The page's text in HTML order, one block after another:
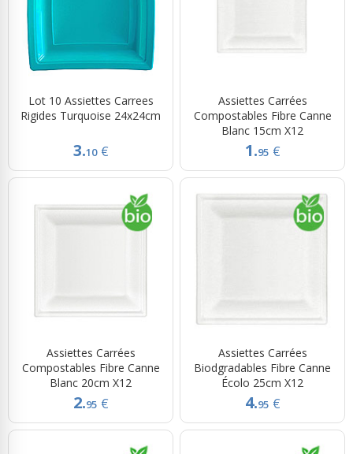
Lot 10 Assiettes Carrees
Rigides Turquoise 24x24cm
3.10 €
Assiettes Carrées
Compostables Fibre Canne
Blanc 15cm X12
1.95 €
Assiettes Carrées
Compostables Fibre Canne
Blanc 20cm X12
2.95 €
Assiettes Carrées
Biodgradables Fibre Canne
Écolo 25cm X12
4.95 €